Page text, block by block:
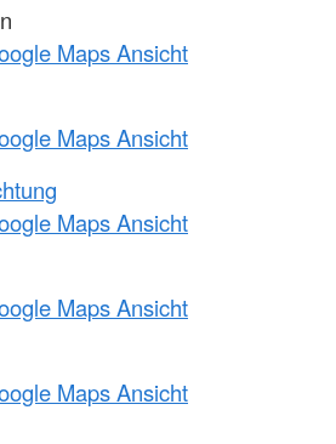
Maps Ansicht
Maps Ansicht
Maps Ansicht
Maps Ansicht
Maps Ansicht